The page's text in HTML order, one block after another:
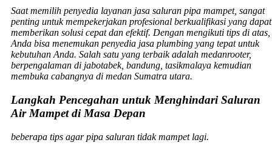
Saat memilih penyedia layanan jasa saluran pipa mampet, sangat
penting untuk mempekerjakan profesional berkualifikasi yang dapat
memberikan solusi cepat dan efektif. Dengan mengikuti tips di atas,
Anda bisa menemukan penyedia jasa plumbing yang tepat untuk
kebutuhan Anda. Salah satu yang terbaik adalah medanrooter,
berpengalaman di jabotabek, bandung, tasikmalaya kemudian
membuka cabangnya di medan Sumatra utara.
Langkah Pencegahan untuk Menghindari Saluran
Air Mampet di Masa Depan
beberapa tips agar pipa saluran tidak mampet lagi.